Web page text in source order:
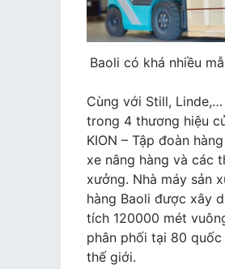
Baoli có khá nhiều
Cùng với Still,
trong 4 thương hiệu
KION – Tập đoàn
xe nâng hàng và các
xưởng. Nhà máy sản
hàng Baoli được xây
tích 120000 mét
phân phối tại 80
thế giới.